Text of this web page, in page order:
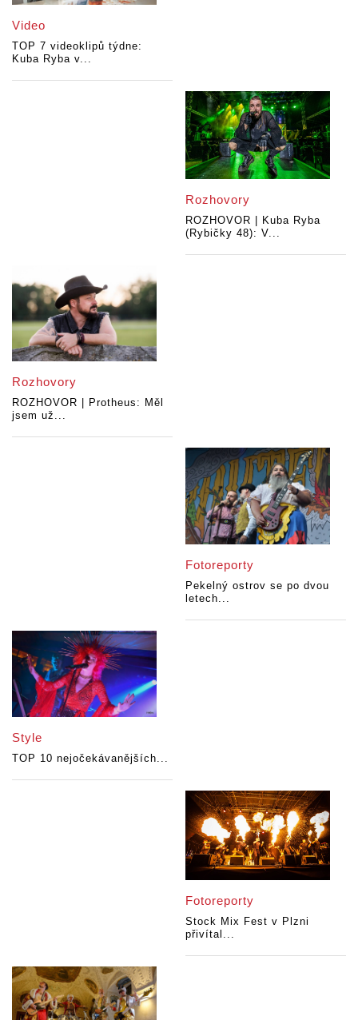
Video
TOP 7 videoklipů týdne:
Kuba Ryba v...
Rozhovory
ROZHOVOR | Kuba Ryba
(Rybičky 48): V...
Rozhovory
ROZHOVOR | Protheus: Měl
jsem už...
Fotoreporty
Pekelný ostrov se po dvou
letech...
Style
TOP 10 nejočekávanějších...
Fotoreporty
Stock Mix Fest v Plzni
přivítal...